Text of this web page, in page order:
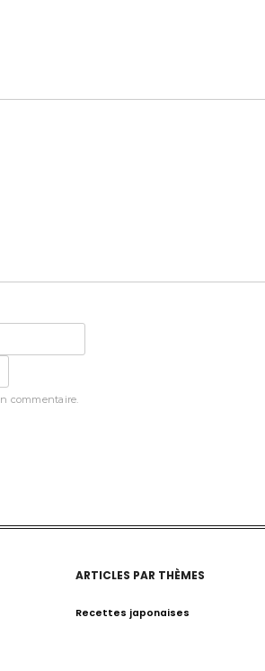
commentaire.
ARTICLES PAR THÈMES
Recettes japonaises